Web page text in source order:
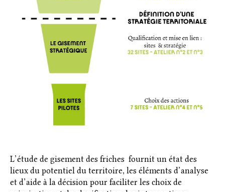
L’étude de gisement des friches fournit un état des
lieux du potentiel du territoire, les éléments d’analyse
et d’aide à la décision pour faciliter les choix de